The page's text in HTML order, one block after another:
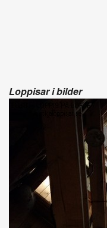
Loppisar i bilder